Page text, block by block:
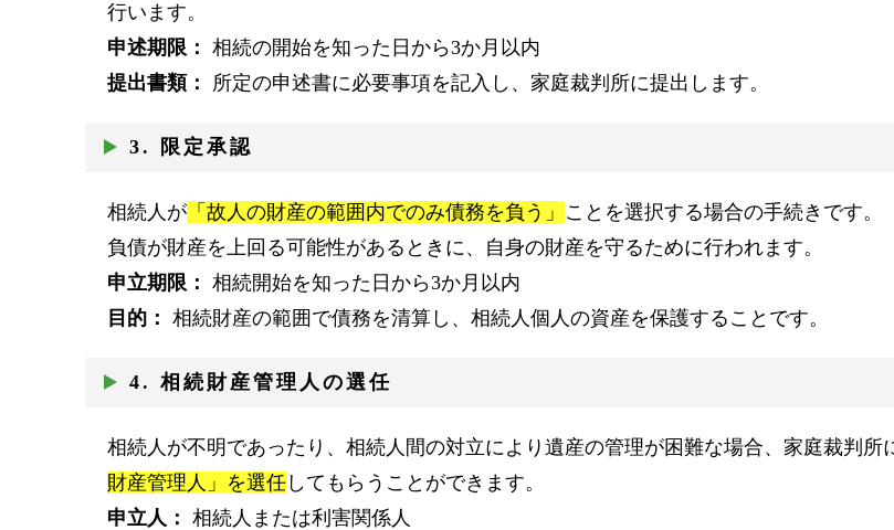
行います。
申述期限： 相続の開始を知った日から3か月以内
提出書類：
所定の申述書に必要事項を記入し、家庭裁判所に提出します。
3. 限定承認
相続人が 「故人の財産の範囲内でのみ債務を負う」 ことを選択する場合の手続きです。
負債が財産を上回る可能性があるときに、自身の財産を守るために行われます。
申立期限： 相続開始を知った日から3か月以内
目的： 相続財産の範囲で債務を清算し、相続人個人の資産を保護することです。
4. 相続財産管理人の選任
相続人が不明であったり、相続人間の対立により遺産の管理が困難な場合、家庭裁判所
財産管理人」を選任 してもらうことができます。
申立人： 相続人または利害関係人